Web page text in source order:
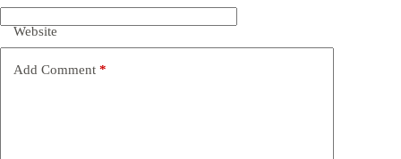
Website
Add Comment *